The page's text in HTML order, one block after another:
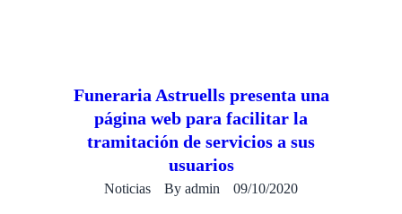
Funeraria Astruells presenta una
página web para facilitar la
tramitación de servicios a sus
usuarios
Noticias By admin 09/10/2020